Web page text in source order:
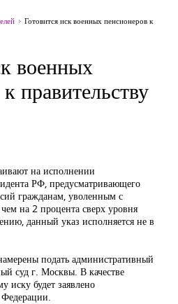
Готовится иск военных пенсионеров к
военных
правительству
на исполнении
РФ, предусматривающего
гражданам, уволенным с
на 2 процента сверх уровня
данный указ исполняется не в
подать административный
суд г. Москвы. В качестве
иску будет заявлено
Федерации.